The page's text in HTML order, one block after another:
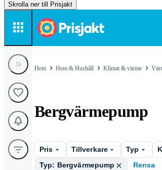
Skrolla ner till Prisjakt
Hem Hem & Hushåll Klimat & värme
Bergvärmepump
Pris Tillverkare Typ
Typ: Bergvärmepump
Rensa